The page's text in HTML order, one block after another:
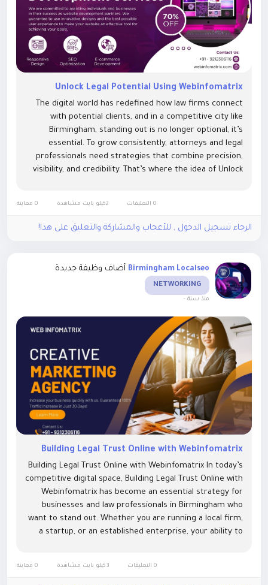
Unlock Legal Potential Using Webinfomatrix
The digital world has redefined how law firms connect
with potential clients, and in a competitive city like
Birmingham, standing out is no longer optional, it’s
essential. To grow consistently, attorneys and legal
professionals need strategies that combine precision,
visibility, and credibility. That’s where the idea of Unlock
0 التعليقات 0 معاينة
الرجاء تسجيل الدخول , للأعجاب والمشاركة والتعليق على هذا!
Birmingham Localseo أضاف وظيفة جديدة
NETWORKING
منذ سنة -
Building Legal Trust Online with Webinfomatrix
Building Legal Trust Online with Webinfomatrix In today’s
competitive digital space, Building Legal Trust Online with
Webinfomatrix has become an essential strategy for
businesses and law professionals in Birmingham who
want to stand out. Whether you are running a local firm,
a startup, or an established enterprise, your ability to
0 التعليقات 0 معاينة